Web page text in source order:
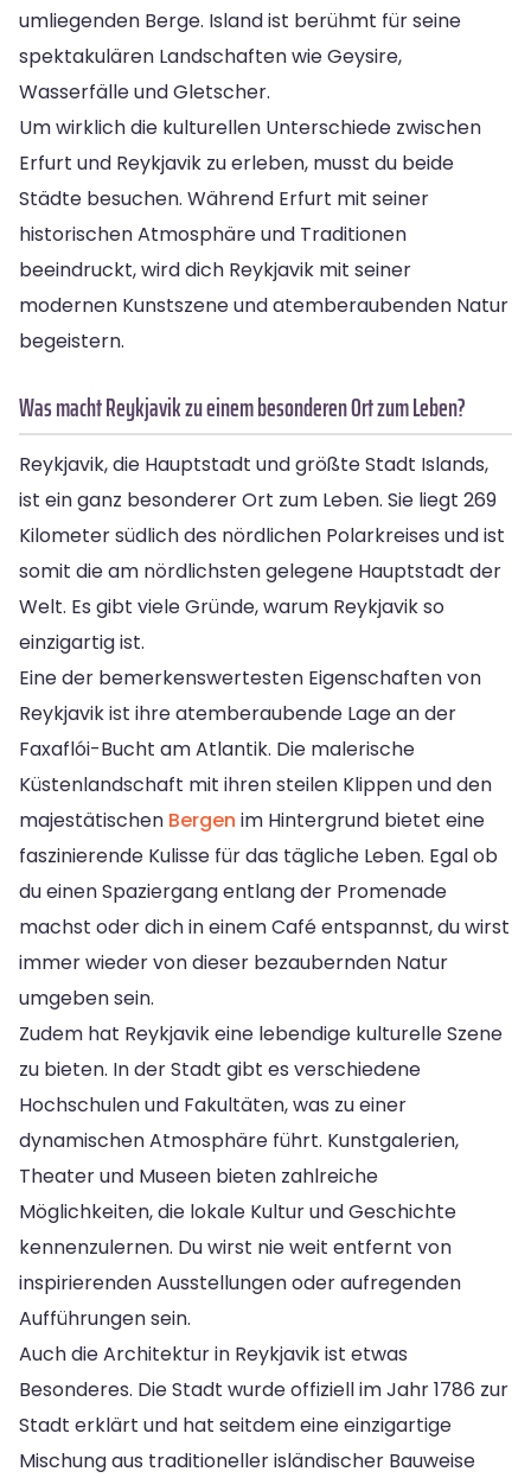
umliegenden Berge. Island ist berühmt für seine
spektakulären Landschaften wie Geysire,
Wasserfälle und Gletscher.
Um wirklich die kulturellen Unterschiede zwischen
Erfurt und Reykjavik zu erleben, musst du beide
Städte besuchen. Während Erfurt mit seiner
historischen Atmosphäre und Traditionen
beeindruckt, wird dich Reykjavik mit seiner
modernen Kunstszene und atemberaubenden Natur
begeistern.
Was macht Reykjavik zu einem besonderen Ort zum Leben?
Reykjavik, die Hauptstadt und größte Stadt Islands,
ist ein ganz besonderer Ort zum Leben. Sie liegt 269
Kilometer südlich des nördlichen Polarkreises und ist
somit die am nördlichsten gelegene Hauptstadt der
Welt. Es gibt viele Gründe, warum Reykjavik so
einzigartig ist.
Eine der bemerkenswertesten Eigenschaften von
Reykjavik ist ihre atemberaubende Lage an der
Faxaflói-Bucht am Atlantik. Die malerische
Küstenlandschaft mit ihren steilen Klippen und den
majestätischen Bergen im Hintergrund bietet eine
faszinierende Kulisse für das tägliche Leben. Egal ob
du einen Spaziergang entlang der Promenade
machst oder dich in einem Café entspannst, du wirst
immer wieder von dieser bezaubernden Natur
umgeben sein.
Zudem hat Reykjavik eine lebendige kulturelle Szene
zu bieten. In der Stadt gibt es verschiedene
Hochschulen und Fakultäten, was zu einer
dynamischen Atmosphäre führt. Kunstgalerien,
Theater und Museen bieten zahlreiche
Möglichkeiten, die lokale Kultur und Geschichte
kennenzulernen. Du wirst nie weit entfernt von
inspirierenden Ausstellungen oder aufregenden
Aufführungen sein.
Auch die Architektur in Reykjavik ist etwas
Besonderes. Die Stadt wurde offiziell im Jahr 1786 zur
Stadt erklärt und hat seitdem eine einzigartige
Mischung aus traditioneller isländischer Bauweise